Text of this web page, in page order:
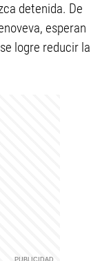
detenida. De
esperan
logre reducir la